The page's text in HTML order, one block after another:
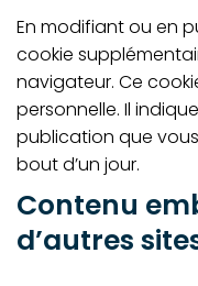
En modifiant ou en
cookie
navigateur. Ce
personnelle. Il
publication que
bout d’un jour.
Contenu
d’autres